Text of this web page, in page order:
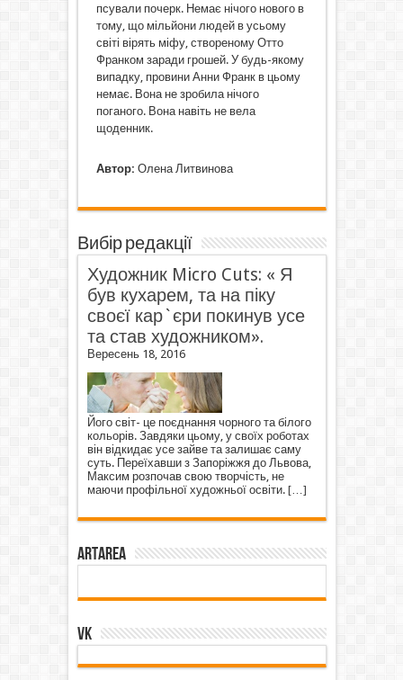
псували почерк. Немає нічого нового в
тому, що мільйони людей в усьому
світі вірять міфу, створеному Отто
Франком заради грошей. У будь-якому
випадку, провини Анни Франк в цьому
немає. Вона не зробила нічого
поганого. Вона навіть не вела
щоденник.
Автор: Олена Литвинова
Вибір редакції
Художник Micro Cuts: « Я
був кухарем, та на піку
своєї кар`єри покинув усе
та став художником».
Вересень 18, 2016
Його світ- це поєднання чорного та білого
кольорів. Завдяки цьому, у своїх роботах
він відкидає усе зайве та залишає саму
суть. Переїхавши з Запоріжжя до Львова,
Максим розпочав свою творчість, не
маючи профільної художньої освіти. […]
ArtArea
VK